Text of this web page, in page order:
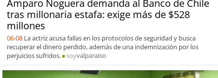
Amparo Noguera demanda al Banco de Chile
tras millonaria estafa: exige más de $528
millones
06-08 La actriz acusa fallas en los protocolos de seguridad y busca
recuperar el dinero perdido, además de una indemnización por los
perjuicios sufridos.
soyvalparaiso